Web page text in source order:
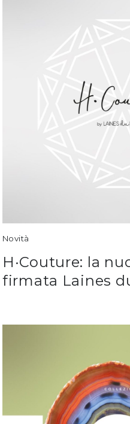
Novità
H·Couture: la
firmata Laines